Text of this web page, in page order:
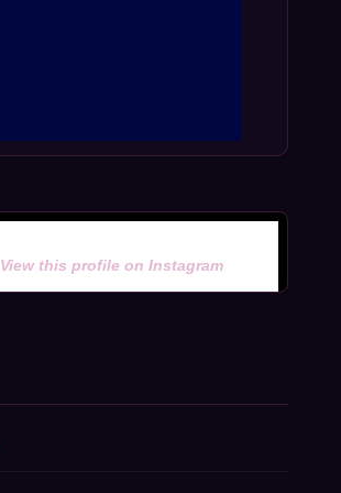
View this profile on Instagram